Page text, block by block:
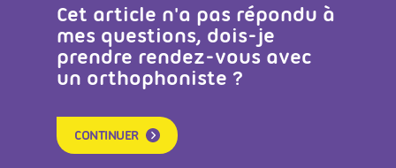
Cet article n'a pas répondu à
mes questions, dois-je
prendre rendez-vous avec
un orthophoniste ?
CONTINUER